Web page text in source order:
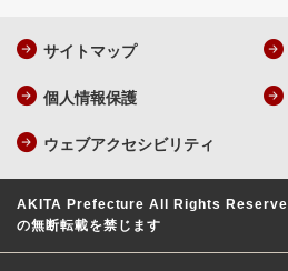
サイトマップ
個人情報保護
ウェブアクセシビリティ
AKITA Prefecture All Rights
の無断転載を禁じます